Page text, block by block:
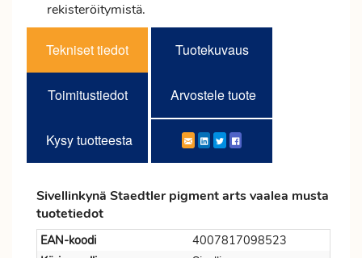
rekisteröitymistä.
Tekniset tiedot Tuotekuvaus
Toimitustiedot Arvostele tuote
Kysy tuotteesta
Sivellinkynä Staedtler pigment arts vaalea musta
tuotetiedot
EAN-koodi
4007817098523